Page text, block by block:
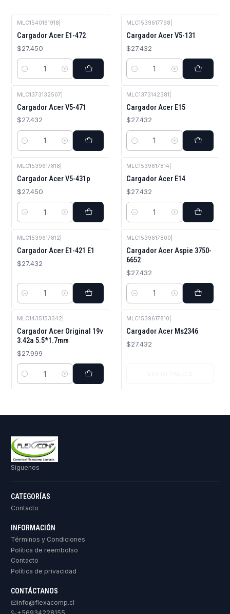
MLC1540161918
Cargador Acer E1-472
$27.450
Cantidad
MLC1539617798
Cargador Acer V5-131
$27.432
Cantidad
MLC1373132507
Cargador Acer V5-471
$27.432
Cantidad
MLC1373142381
Cargador Acer E15
$27.432
Cantidad
MLC1539617818
Cargador Acer V5-431p
$27.450
Cantidad
MLC1539617814
Cargador Acer E14
$27.432
Cantidad
MLC1539617812
Cargador Acer E1-421 E1
$27.432
Cantidad
MLC1539617800
Cargador Acer Aspie 3750-
6652
$27.432
Cantidad
MLC1435153342
Cargador Acer Original 19v
3.42a 5.5*1.7mm
$27.999
Cantidad
MLC1539617810
Cargador Acer Ms2346
$27.432
Síguenos
CATEGORÍAS
Contacto
INFORMACIÓN
Términos y Condiciones
Política de reembolso
Contacto
Política de privacidad
CONTÁCTANOS
info@flexacomp.cl